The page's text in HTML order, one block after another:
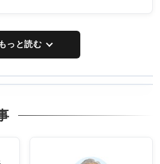
もっと読む